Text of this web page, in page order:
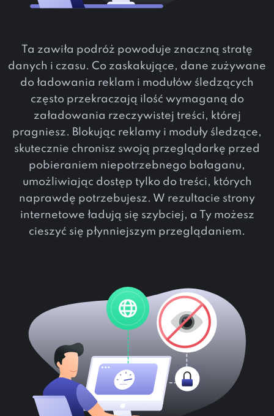
Ta zawiła podróż powoduje znaczną stratę
danych i czasu. Co zaskakujące, dane zużywane
do ładowania reklam i modułów śledzących
często przekraczają ilość wymaganą do
załadowania rzeczywistej treści, której
pragniesz. Blokując reklamy i moduły śledzące,
skutecznie chronisz swoją przeglądarkę przed
pobieraniem niepotrzebnego bałaganu,
umożliwiając dostęp tylko do treści, których
naprawdę potrzebujesz. W rezultacie strony
internetowe ładują się szybciej, a Ty możesz
cieszyć się płynniejszym przeglądaniem.